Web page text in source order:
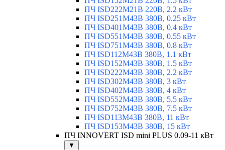
ПЧ ISD222M21B 220В, 2.2 кВт
ПЧ ISD251M43B 380В, 0.25 кВт
ПЧ ISD401M43B 380В, 0.4 кВт
ПЧ ISD551M43B 380В, 0.55 кВт
ПЧ ISD751M43B 380В, 0.8 кВт
ПЧ ISD112M43B 380В, 1.1 кВт
ПЧ ISD152M43B 380В, 1.5 кВт
ПЧ ISD222M43B 380В, 2.2 кВт
ПЧ ISD302M43B 380В, 3 кВт
ПЧ ISD402M43B 380В, 4 кВт
ПЧ ISD552M43B 380В, 5.5 кВт
ПЧ ISD752M43B 380В, 7.5 кВт
ПЧ ISD113M43B 380В, 11 кВт
ПЧ ISD153M43B 380В, 15 кВт
ПЧ INNOVERT ISD mini PLUS 0.09-11 кВт
▼